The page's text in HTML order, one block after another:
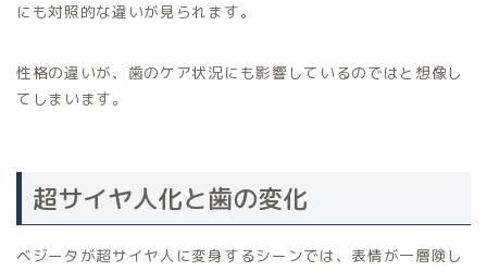
にも対照的な違いが見られます。
性格の違いが、歯のケア状況にも影響しているのではと想像し
てしまいます。
超サイヤ人化と歯の変化
ベジータが超サイヤ人に変身するシーンでは、表情が一層険し